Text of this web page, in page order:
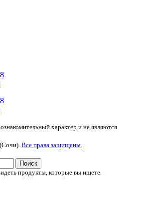
характер и не являются
Все права защищены.
Поиск
продукты, которые вы ищете.